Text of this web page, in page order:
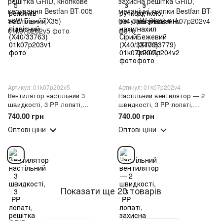
Артикул: 01k07p202v5
Вентилятор настільний 3
швидкості, 3 PP лопаті,
решітка GRID, кнопкове
керування Bestfan BT-005 50W
Білий (X35)
740.00 грн
Оптові ціни
Артикул: 01k07p202v4
Настільний вентилятор — 2
швидкості, 3 PP лопаті,
захисна решітка GRID,
механічні кнопки Bestfan BT-
004 35W (X35)
740.00 грн
Оптові ціни
Показати ще 20 товарів